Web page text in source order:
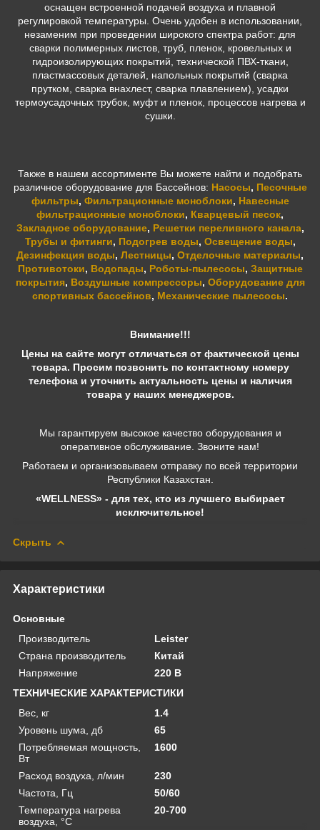
оснащен встроенной подачей воздуха и плавной
регулировкой температуры. Очень удобен в использовании,
незаменим при проведении широкого спектра работ: для
сварки полимерных листов, труб, пленок, кровельных и
гидроизолирующих покрытий, технической ПВХ-ткани,
пластмассовых деталей, напольных покрытий (сварка
прутком, сварка внахлест, сварка плавлением), усадки
термоусадочных трубок, муфт и пленок, процессов нагрева и
сушки.
Также в нашем ассортименте Вы можете найти и подобрать
различное оборудование для Бассейнов: Насосы, Песочные
фильтры, Фильтрационные моноблоки, Навесные
фильтрационные моноблоки, Кварцевый песок,
Закладное оборудование, Решетки переливного канала,
Трубы и фитинги, Подогрев воды, Освещение воды,
Дезинфекция воды, Лестницы, Отделочные материалы,
Противотоки, Водопады, Роботы-пылесосы, Защитные
покрытия, Воздушные компрессоры, Оборудование для
спортивных бассейнов, Механические пылесосы.
Внимание!!!
Цены на сайте могут отличаться от фактической цены
товара. Просим позвонить по контактному номеру
телефона и уточнить актуальность цены и наличия
товара у наших менеджеров.
Мы гарантируем высокое качество оборудования и
оперативное обслуживание. Звоните нам!
Работаем и организовываем отправку по всей территории
Республики Казахстан.
«WELLNESS» - для тех, кто из лучшего выбирает
исключительное!
Скрыть
Характеристики
Основные
Производитель
Leister
Страна производитель
Китай
Напряжение
220 В
ТЕХНИЧЕСКИЕ ХАРАКТЕРИСТИКИ
Вес, кг
1.4
Уровень шума, дб
65
Потребляемая мощность,
Вт
1600
Расход воздуха, л/мин
230
Частота, Гц
50/60
Температура нагрева
воздуха, °C
20-700